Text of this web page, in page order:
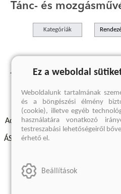
Tánc- és
Kategóriák
Jelenleg nincs
Adatvédelmi szabályzatok
ÁSZF - Vásárlási feltételek
Szállítási információk
Ez a weboldal
Weboldalunk tartalmának
és a böngészési élmény
(cookie), illetve egyéb
használatára vonatkozó
testreszabási lehetőségeiről
érhető el.
Beállítások